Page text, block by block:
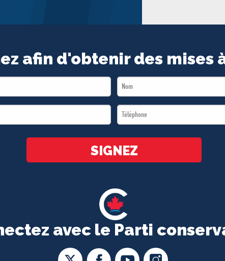
avec le Parti
afin d'obtenir des mises
Last
Name
Téléphone
*
SIGNEZ